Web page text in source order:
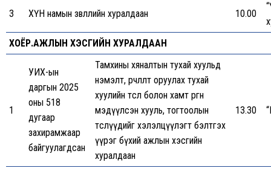
3 ХҮН намын зөвлөлийн хуралдаан 10.00
ХОЁР.АЖЛЫН ХЭСГИЙН ХУРАЛДААН
1
УИХ-ын
даргын 2025
оны 518
дугаар
захирамжаар
байгуулагдсан
Тамхины хяналтын тухай хуульд
нэмэлт, өөрчлөлт оруулах тухай
хуулийн төсөл болон хамт өргөн
мэдүүлсэн хууль, тогтоолын
төслүүдийг хэлэлцүүлэгт бэлтгэх
үүрэг бүхий ажлын хэсгийн
хуралдаан
13.30